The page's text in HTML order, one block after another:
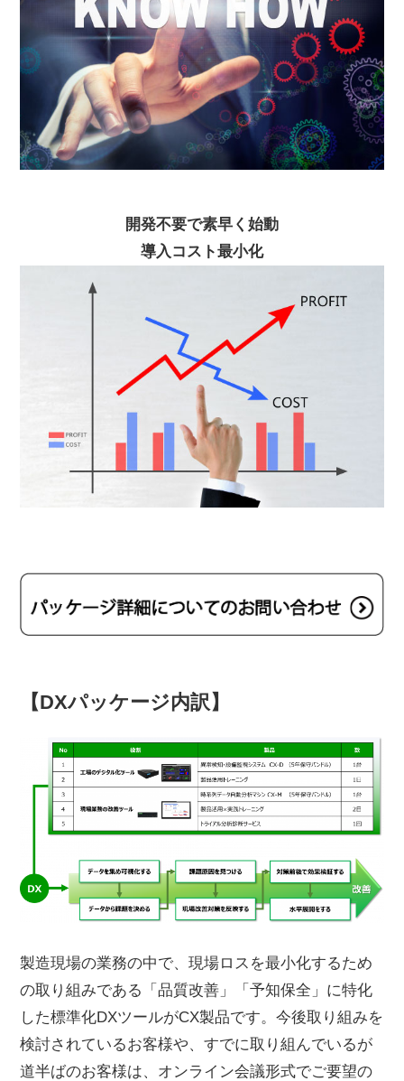
開発不要で素早く始動
導入コスト最小化
【DXパッケージ内訳】
製造現場の業務の中で、現場ロスを最小化するため
の取り組みである「品質改善」「予知保全」に特化
した標準化DXツールがCX製品です。今後取り組みを
検討されているお客様や、すでに取り組んでいるが
道半ばのお客様は、オンライン会議形式でご要望の